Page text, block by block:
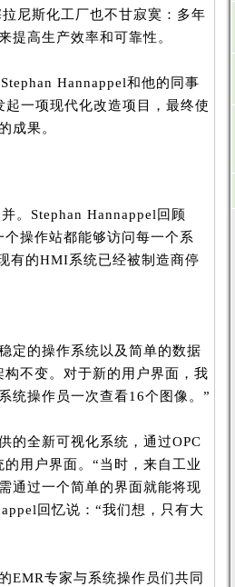
尼斯化工厂也不甘寂寞：多年
提高生产效率和可靠性。
Hannappel和他的同事
一项现代化改造项目，最终使
成果。
。Stephan Hannappel回顾
操作站都能够访问每一个系
有的HMI系统已经被制造商停
定的操作系统以及简单的数据
不变。对于新的用户界面，我
统操作员一次查看16个图像。”
的全新可视化系统，通过OPC
用户界面。“当时，来自工业
通过一个简单的界面就能将现
回忆说：“我们想，只有大
EMR专家与系统操作员们共同